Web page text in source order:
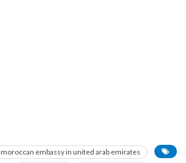
moroccan embassy in united arab emirates